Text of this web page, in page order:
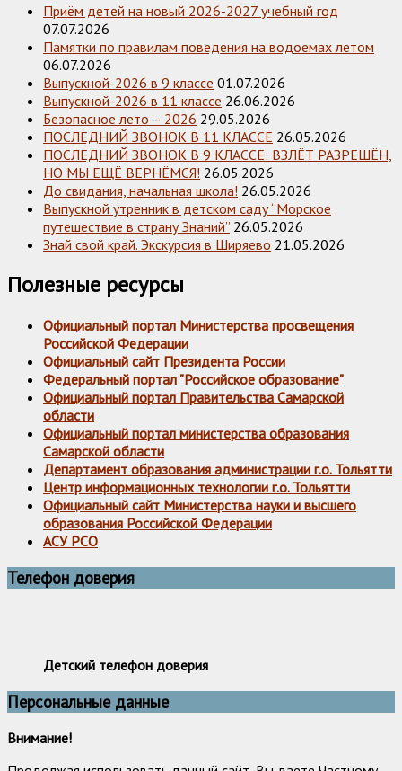
Приём детей на новый 2026-2027 учебный год
07.07.2026
Памятки по правилам поведения на водоемах летом
06.07.2026
Выпускной-2026 в 9 классе 01.07.2026
Выпускной-2026 в 11 классе 26.06.2026
Безопасное лето – 2026 29.05.2026
ПОСЛЕДНИЙ ЗВОНОК В 11 КЛАССЕ 26.05.2026
ПОСЛЕДНИЙ ЗВОНОК В 9 КЛАССЕ: ВЗЛЁТ РАЗРЕШЁН,
НО МЫ ЕЩЁ ВЕРНЁМСЯ! 26.05.2026
До свидания, начальная школа! 26.05.2026
Выпускной утренник в детском саду “Морское
путешествие в страну Знаний” 26.05.2026
Знай свой край. Экскурсия в Ширяево 21.05.2026
Полезные ресурсы
Официальный портал Министерства просвещения
Российской Федерации
Официальный сайт Президента России
Федеральный портал "Российское образование"
Официальный портал Правительства Самарской
области
Официальный портал министерства образования
Самарской области
Департамент образования администрации г.о. Тольятти
Центр информационных технологии г.о. Тольятти
Официальный сайт Министерства науки и высшего
образования Российской Федерации
АСУ РСО
Телефон доверия
Детский телефон доверия
Персональные данные
Внимание!